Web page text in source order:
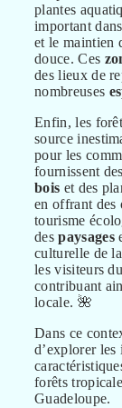
plantes
important
et le maintien
douce. Ces
des lieux de
nombreuses
Enfin, les
source
pour les
fournissent
bois et des
en offrant des
tourisme
despaysages
culturelle de
les visiteurs
contribuant
locale. 🌺
Dans ce
d’explorer les
forêts
Guadeloupe.